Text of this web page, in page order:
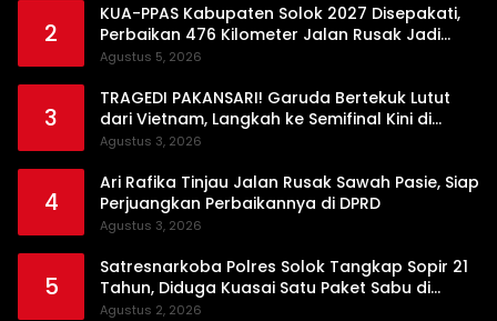
2
KUA-PPAS Kabupaten Solok 2027 Disepakati,
Perbaikan 476 Kilometer Jalan Rusak Jadi
Prioritas
Agustus 5, 2026
3
TRAGEDI PAKANSARI! Garuda Bertekuk Lutut
dari Vietnam, Langkah ke Semifinal Kini di
Ujung Tanduk
Agustus 3, 2026
4
Ari Rafika Tinjau Jalan Rusak Sawah Pasie, Siap
Perjuangkan Perbaikannya di DPRD
Agustus 3, 2026
5
Satresnarkoba Polres Solok Tangkap Sopir 21
Tahun, Diduga Kuasai Satu Paket Sabu di
Kubung
Agustus 2, 2026